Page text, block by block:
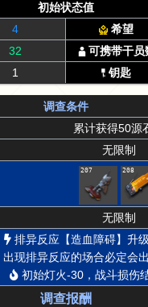
初始状态值
4 希望
32 可携带干员
1 钥匙
调查条件
累计获得50源
无限制
207 208
无限制
排异反应【造血障碍】升级
出现排异反应的场合必定会
初始灯火-30，战斗损伤
调查报酬